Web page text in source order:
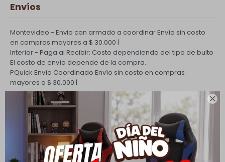

Envíos
Montevideo - Envio con armado a coordinarEnvío sin costo
en compras mayores a $ 30.000 |
Interior - Paga al Recibir: Costo dependiendo del tipo de bulto
El costo de envío depende de la compra.
PQuick Envío Coordinado Envío sin costo en compras
mayores a $ 30.000 |
Cambios y Devoluciones
Todas las compras realizadas tienen un plazo de 5 días para
su cambio.
Ver mas